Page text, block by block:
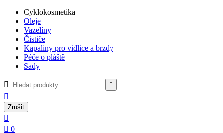
Cyklokosmetika
Oleje
Vazelíny
Čističe
Kapaliny pro vidlice a brzdy
Péče o pláště
Sady
 

Zrušit

 0